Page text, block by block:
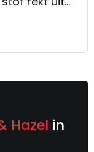
hebben
Hazel in